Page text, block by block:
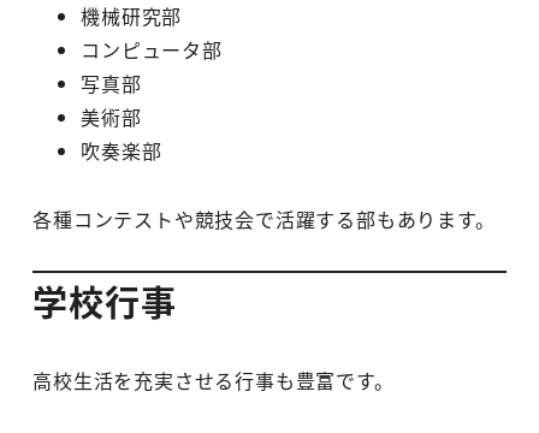
機械研究部
コンピュータ部
写真部
美術部
吹奏楽部
各種コンテストや競技会で活躍する部もあります。
学校行事
高校生活を充実させる行事も豊富です。